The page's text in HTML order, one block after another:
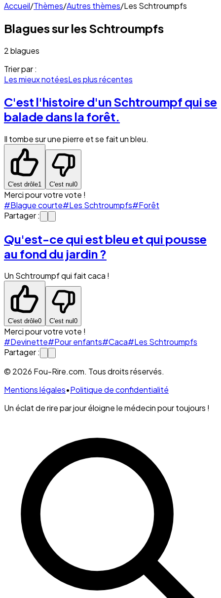
Accueil/Thèmes/Autres thèmes/Les Schtroumpfs
Blagues sur lesSchtroumpfs
2 blagues
Trier par :
Les mieux notéesLes plus récentes
C'est l'histoire d'un Schtroumpf qui se
balade dans la forêt.
Il tombe sur une pierre et se fait un bleu.
C'est drôle1 C'est nul0
Merci pour votre vote !
#Blague courte#Les Schtroumpfs#Forêt
Partager :
Qu'est-ce qui est bleu et qui pousse
au fond du jardin ?
Un Schtroumpf qui fait caca !
C'est drôle0 C'est nul 0
Merci pour votre vote !
#Devinette#Pour enfants#Caca#Les Schtroumpfs
Partager :
© 2026 Fou-Rire.com. Tous droits réservés.
Mentions légales•Politique de confidentialité
Un éclat de rire par jour éloigne le médecin pour toujours !